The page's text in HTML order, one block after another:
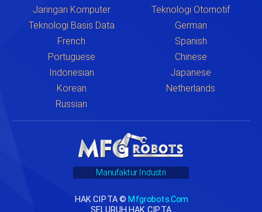
Jaringan Komputer
Teknologi Otomotif
Teknologi Basis Data
German
French
Spanish
Portuguese
Chinese
Indonesian
Japanese
Korean
Netherlands
Russian
Manufaktur Industri
HAK CIPTA ©Mfgrobots.com
SELURUH HAK CIPTA